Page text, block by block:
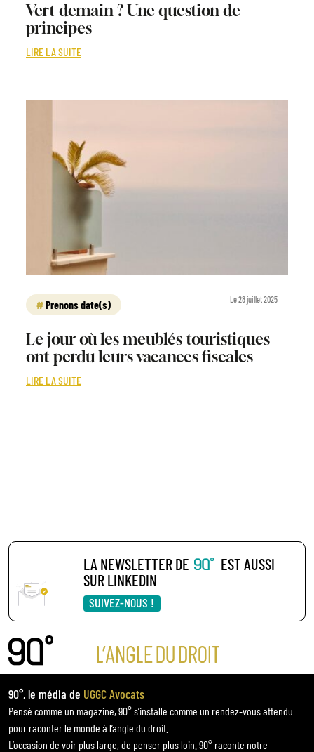
Vert demain ? Une question de
principes
LIRE LA SUITE
Prenons date(s) Le 28 juillet 2025
Le jour où les meublés touristiques
ont perdu leurs vacances fiscales
LIRE LA SUITE
LA NEWSLETTER DE
EST AUSSI
SUR LINKEDIN
SUIVEZ-NOUS !
90°, le média de UGGC Avocats
Pensé comme un magazine, 90° s’installe comme un rendez-vous attendu
pour raconter le monde à l’angle du droit.
L’occasion de voir plus large, de penser plus loin. 90° raconte notre